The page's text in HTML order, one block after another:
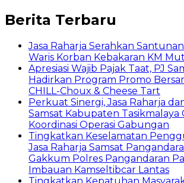
Berita Terbaru
Jasa Raharja Serahkan
Waris Korban Kebakaran KM
Apresiasi Wajib Pajak Taat, PJ
Hadirkan Program Promo
CHILL-Choux & Cheese Tart
Perkuat Sinergi, Jasa Raharja
Samsat Kabupaten Tasikmalaya
Koordinasi Operasi Gabungan
Tingkatkan Keselamatan
Jasa Raharja Samsat
Gakkum Polres Pangandaran
Imbauan Kamseltibcar Lantas
Tingkatkan Kepatuhan